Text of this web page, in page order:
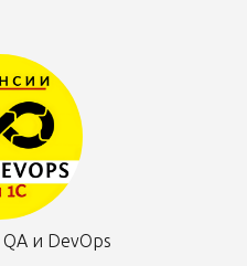
и DevOps